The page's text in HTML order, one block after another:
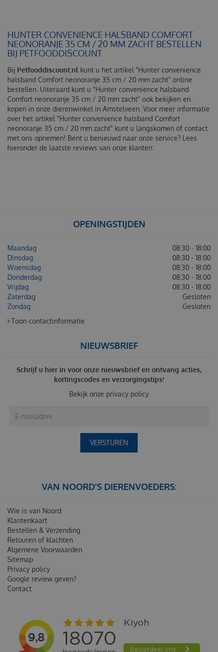
HUNTER CONVENIENCE HALSBAND COMFORT
NEONORANJE 35 CM / 20 MM ZACHT BESTELLEN
BIJ PETFOODDISCOUNT
Bij Petfooddiscount.nl kunt u het artikel "Hunter convenience
halsband Comfort neonoranje 35 cm / 20 mm zacht" online
bestellen. Uiteraard kunt u "Hunter convenience halsband
Comfort neonoranje 35 cm / 20 mm zacht" ook bekijken en
kopen in onze dierenwinkel in Amstelveen. Voor meer informatie
over het artikel "Hunter convenience halsband Comfort
neonoranje 35 cm / 20 mm zacht" kunt u langskomen of contact
met ons opnemen! Bent u benieuwd naar onze service? Lees
hieronder de laatste reviews van onze klanten:
OPENINGSTIJDEN
Maandag
08:30 - 18:00
Dinsdag
08:30 - 18:00
Woensdag
08:30 - 18:00
Donderdag
08:30 - 18:00
Vrijdag
08:30 - 18:00
Zaterdag
Gesloten
Zondag
Gesloten
Toon contactinformatie
NIEUWSBRIEF
Schrijf u hier in voor onze nieuwsbrief en ontvang acties,
kortingscodes en verzorgingstips!
Bekijk onze privacy policy
VAN NOORD'S DIERENVOEDERS:
Wie is van Noord
Klantenkaart
Bestellen & Verzending
Retouren of klachten
Algemene Voorwaarden
Sitemap
Privacy policy
Google review geven?
Contact